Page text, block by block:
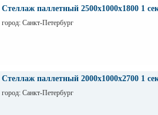
Стеллаж паллетный 2500х1000х1800 1
город: Санкт-Петербург
Стеллаж паллетный 2000х1000х2700 1
город: Санкт-Петербург